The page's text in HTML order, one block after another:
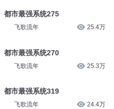
都市最强系统275
飞歌流年 25.4万
都市最强系统270
飞歌流年 25.3万
都市最强系统319
飞歌流年 24.4万